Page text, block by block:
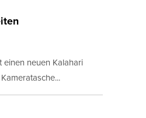
neuen Kalahari